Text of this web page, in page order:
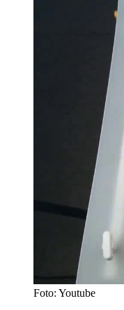
Foto: Youtube